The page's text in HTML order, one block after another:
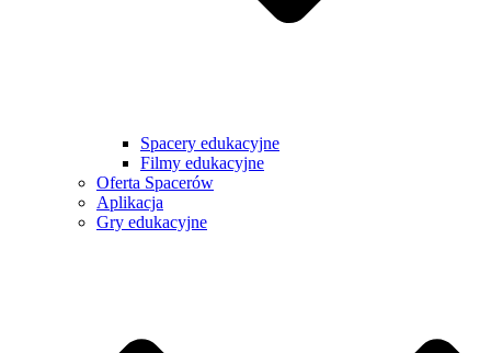
Spacery edukacyjne
Filmy edukacyjne
Oferta Spacerów
Aplikacja
Gry edukacyjne